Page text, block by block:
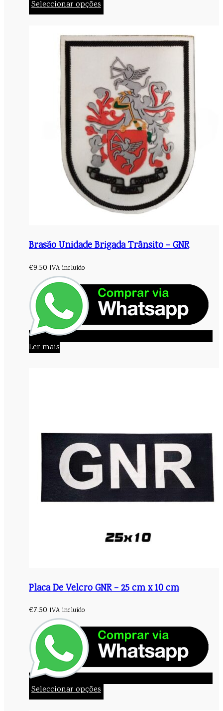
Seleccionar opções
Brasão Unidade Brigada Trânsito – GNR
€9.50 IVA incluído
Ler mais
Placa De Velcro GNR – 25 cm x 10 cm
€7.50 IVA incluído
Seleccionar opções